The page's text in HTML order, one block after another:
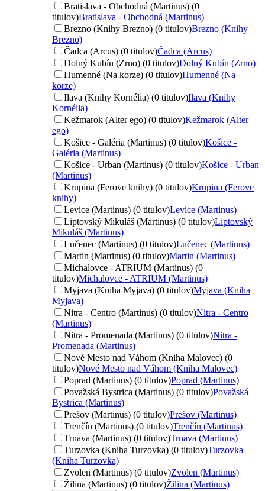
Bratislava - Obchodná (Martinus) (0
titulov)Bratislava - Obchodná (Martinus)
Brezno (Knihy Brezno) (0 titulov)Brezno (Knihy
Brezno)
Čadca (Arcus) (0 titulov)Čadca (Arcus)
Dolný Kubín (Zrno) (0 titulov)Dolný Kubín (Zrno)
Humenné (Na korze) (0 titulov)Humenné (Na
korze)
Ilava (Knihy Kornélia) (0 titulov)Ilava (Knihy
Kornélia)
Kežmarok (Alter ego) (0 titulov)Kežmarok (Alter
ego)
Košice - Galéria (Martinus) (0 titulov)Košice -
Galéria (Martinus)
Košice - Urban (Martinus) (0 titulov)Košice - Urban
(Martinus)
Krupina (Ferove knihy) (0 titulov)Krupina (Ferove
knihy)
Levice (Martinus) (0 titulov)Levice (Martinus)
Liptovský Mikuláš (Martinus) (0 titulov)Liptovský
Mikuláš (Martinus)
Lučenec (Martinus) (0 titulov)Lučenec (Martinus)
Martin (Martinus) (0 titulov)Martin (Martinus)
Michalovce - ATRIUM (Martinus) (0
titulov)Michalovce - ATRIUM (Martinus)
Myjava (Kniha Myjava) (0 titulov)Myjava (Kniha
Myjava)
Nitra - Centro (Martinus) (0 titulov)Nitra - Centro
(Martinus)
Nitra - Promenada (Martinus) (0 titulov)Nitra -
Promenada (Martinus)
Nové Mesto nad Váhom (Kniha Malovec) (0
titulov)Nové Mesto nad Váhom (Kniha Malovec)
Poprad (Martinus) (0 titulov)Poprad (Martinus)
Považská Bystrica (Martinus) (0 titulov)Považská
Bystrica (Martinus)
Prešov (Martinus) (0 titulov)Prešov (Martinus)
Trenčín (Martinus) (0 titulov)Trenčín (Martinus)
Trnava (Martinus) (0 titulov)Trnava (Martinus)
Turzovka (Kniha Turzovka) (0 titulov)Turzovka
(Kniha Turzovka)
Zvolen (Martinus) (0 titulov)Zvolen (Martinus)
Žilina (Martinus) (0 titulov)Žilina (Martinus)